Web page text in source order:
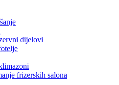
dijelovi
frizerskih salona